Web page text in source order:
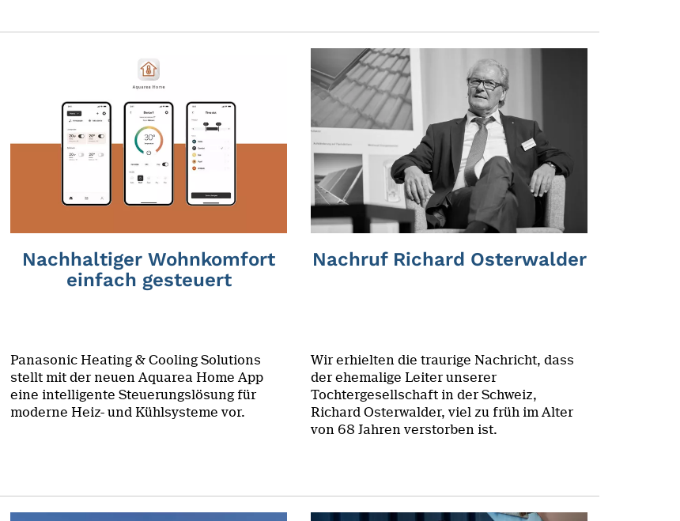
Nachhaltiger Wohnkomfort
einfach gesteuert
Panasonic Heating & Cooling Solutions
stellt mit der neuen Aquarea Home App
eine intelligente Steuerungslösung für
moderne Heiz- und Kühlsysteme vor.
Nachruf Richard Osterwalder
Wir erhielten die traurige Nachricht, dass
der ehemalige Leiter unserer
Tochtergesellschaft in der Schweiz,
Richard Osterwalder, viel zu früh im Alter
von 68 Jahren verstorben ist.